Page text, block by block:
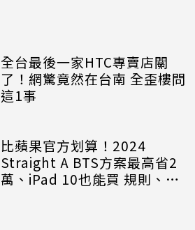
全台最後一家HTC專賣店關
了！網驚竟然在台南 全歪樓問
這1事
比蘋果官方划算！2024
Straight A BTS方案最高省2
萬、iPad 10也能買 規則、贈